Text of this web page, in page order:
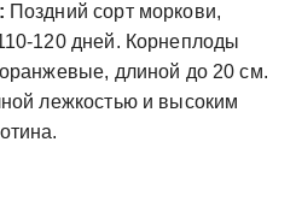
Поздний сорт моркови,
120 дней. Корнеплоды
длиной до 20 см.
лежкостью и высоким